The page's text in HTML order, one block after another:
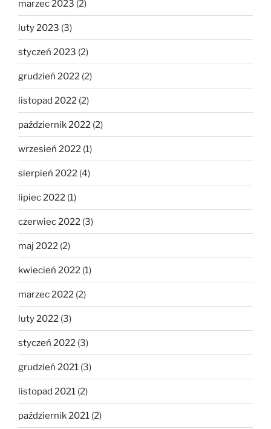
marzec 2023 (2)
luty 2023 (3)
styczeń 2023 (2)
grudzień 2022 (2)
listopad 2022 (2)
październik 2022 (2)
wrzesień 2022 (1)
sierpień 2022 (4)
lipiec 2022 (1)
czerwiec 2022 (3)
maj 2022 (2)
kwiecień 2022 (1)
marzec 2022 (2)
luty 2022 (3)
styczeń 2022 (3)
grudzień 2021 (3)
listopad 2021 (2)
październik 2021 (2)